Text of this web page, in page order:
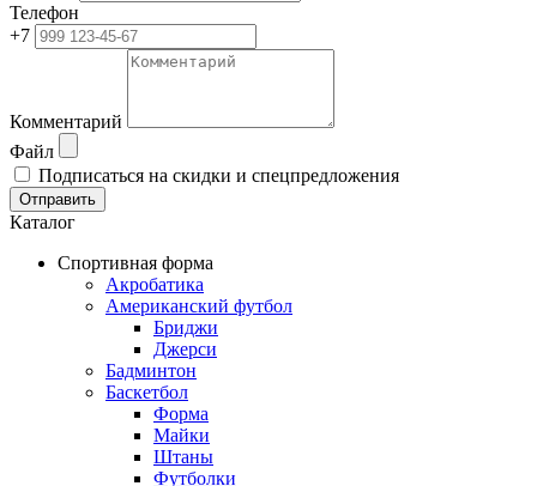
Телефон
+7
Комментарий
Файл
Подписаться на скидки и спецпредложения
Отправить
Каталог
Спортивная форма
Акробатика
Американский футбол
Бриджи
Джерси
Бадминтон
Баскетбол
Форма
Майки
Штаны
Футболки